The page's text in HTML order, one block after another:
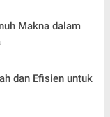
Makna dalam
dan Efisien untuk